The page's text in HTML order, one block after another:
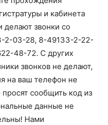
и кабинета
делают звонки со
2-03-28, 8-49133-2-22-
48-72. С других
звонков не делают,
на ваш телефон не
сообщить код из
данные не
Нами